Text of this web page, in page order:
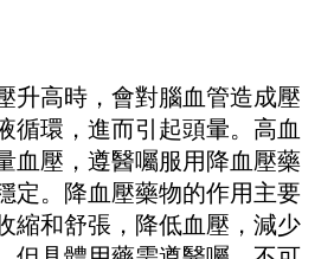
高時，會對腦血管造成壓
循環，進而引起頭暈。高血
血壓，遵醫囑服用降血壓藥
定。降血壓藥物的作用主要
縮和舒張，降低血壓，減少